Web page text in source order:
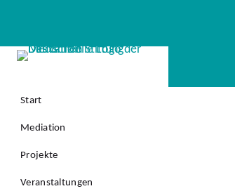
Start
Mediation
Projekte
Veranstaltungen